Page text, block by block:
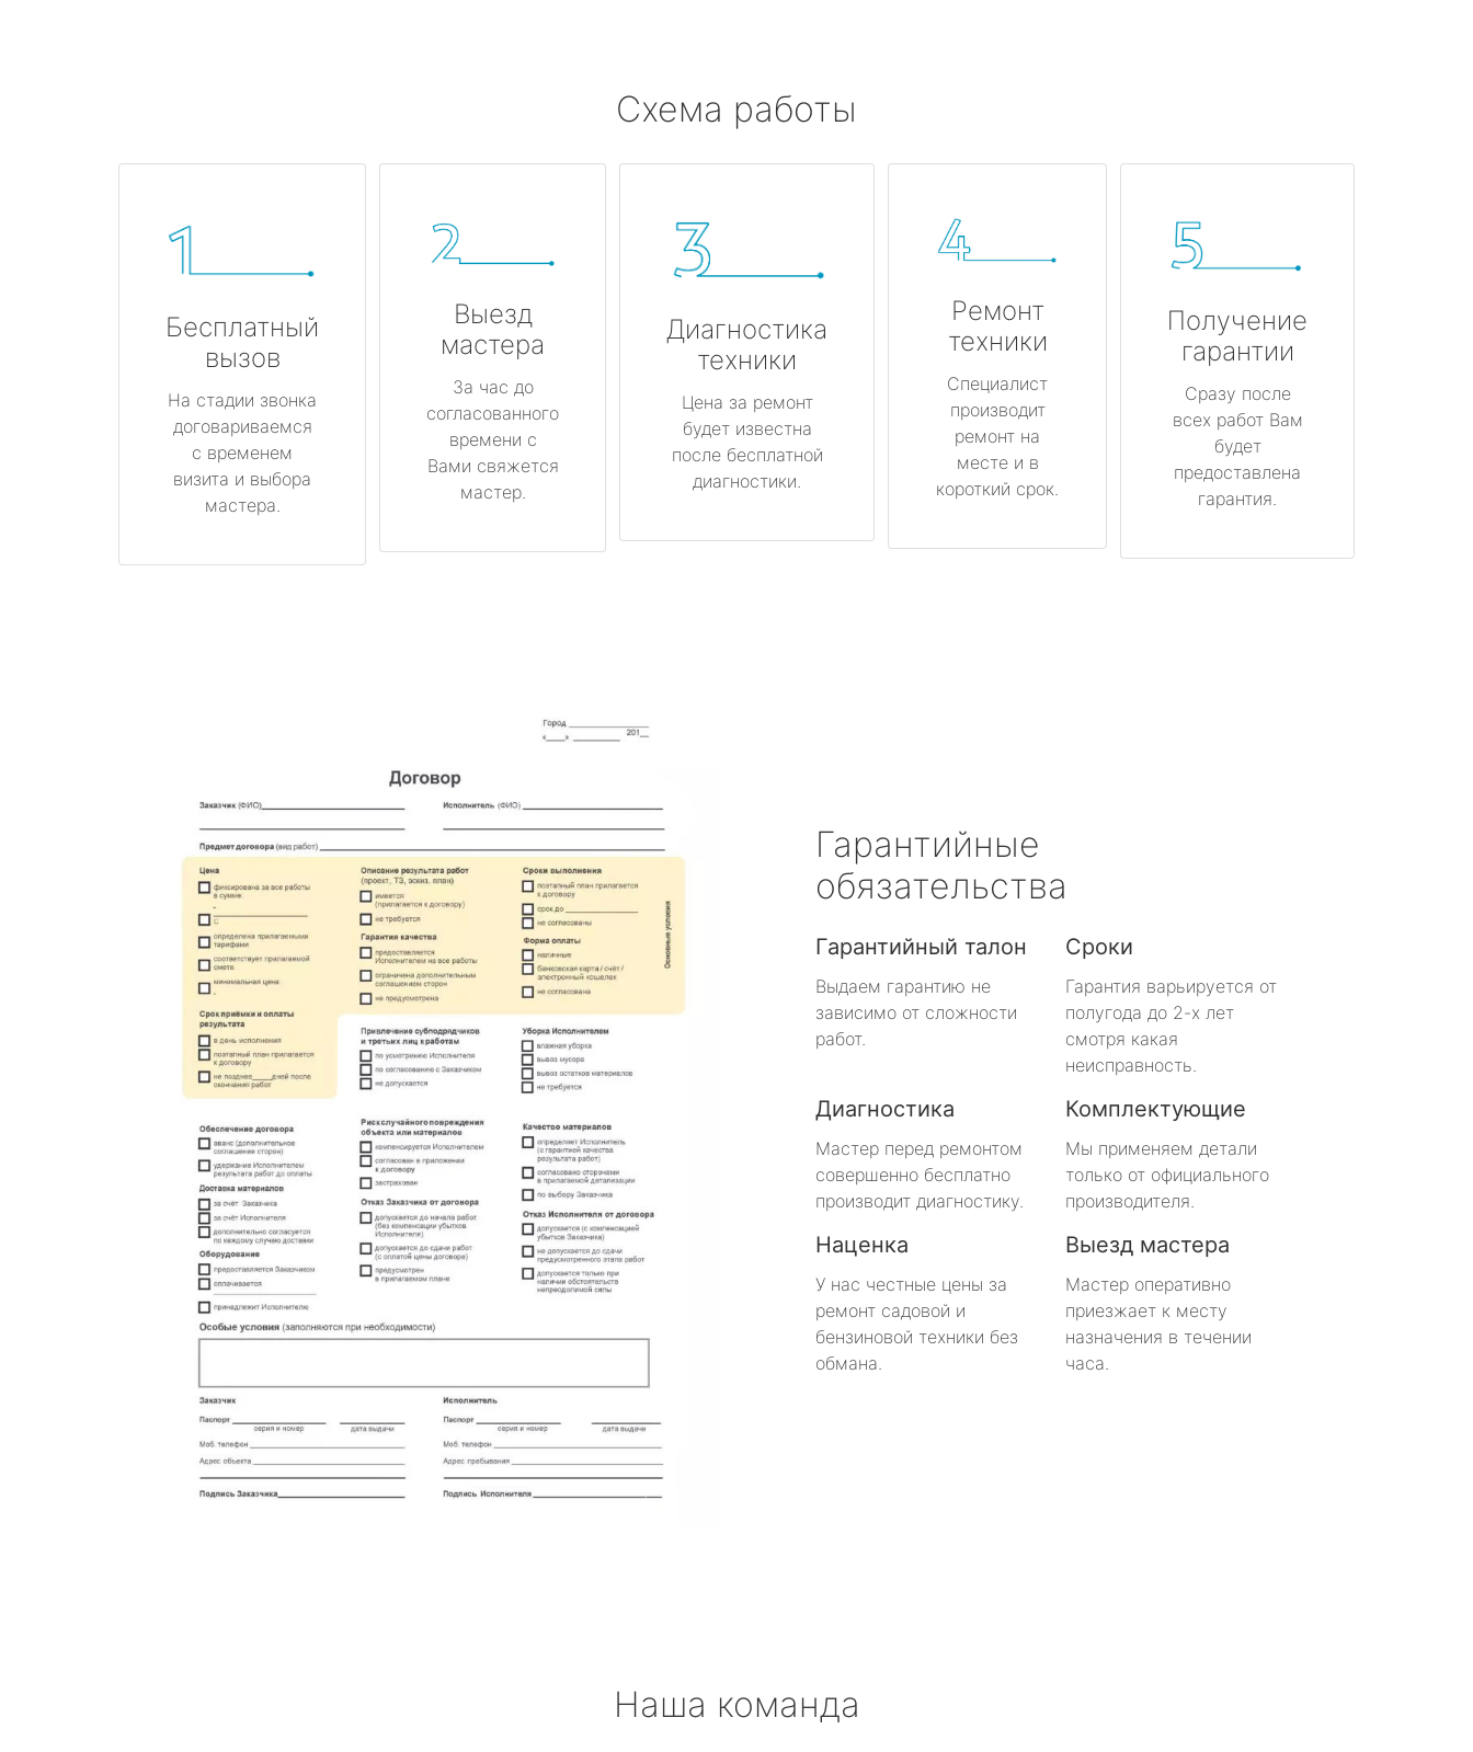
Схема работы
Бесплатный
вызов
На стадии звонка
договариваемся
с временем
визита и выбора
мастера.
Выезд
мастера
За час до
согласованного
времени с
Вами свяжется
мастер.
Диагностика
техники
Цена за ремонт
будет известна
после бесплатной
диагностики.
Ремонт
техники
Специалист
производит
ремонт на
месте и в
короткий срок.
Получение
гарантии
Сразу после
всех работ Вам
будет
предоставлена
гарантия.
Гарантийные
обязательства
Гарантийный талон
Выдаем гарантию не
зависимо от сложности
работ.
Сроки
Гарантия варьируется от
полугода до 2-х лет
смотря какая
неисправность.
Диагностика
Мастер перед ремонтом
совершенно бесплатно
производит диагностику.
Комплектующие
Мы применяем детали
только от официального
производителя.
Наценка
У нас честные цены за
ремонт садовой и
бензиновой техники без
обмана.
Выезд мастера
Мастер оперативно
приезжает к месту
назначения в течении
часа.
Наша команда